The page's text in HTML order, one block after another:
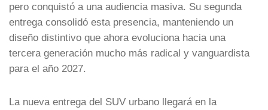
pero conquistó a una audiencia masiva. Su segunda
entrega consolidó esta presencia, manteniendo un
diseño distintivo que ahora evoluciona hacia una
tercera generación mucho más radical y vanguardista
para el año 2027.
La nueva entrega del SUV urbano llegará en la